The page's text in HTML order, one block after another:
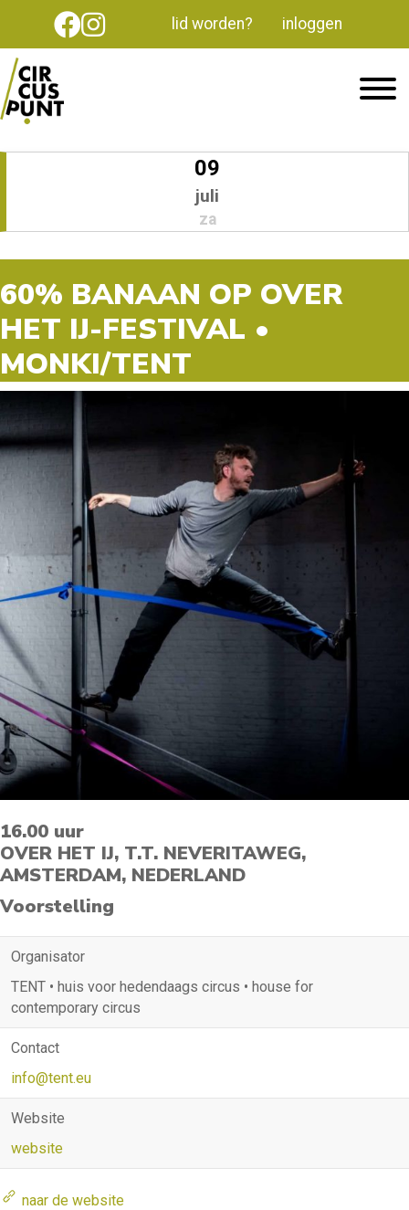
lid worden? inloggen
09
juli
za
60% BANAAN OP OVER
HET IJ-FESTIVAL •
MONKI/TENT
16.00 uur
OVER HET IJ, T.T. NEVERITAWEG,
AMSTERDAM, NEDERLAND
Voorstelling
Organisator
TENT • huis voor hedendaags circus • house for
contemporary circus
Contact
info@tent.eu
Website
website
naar de website